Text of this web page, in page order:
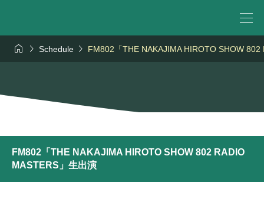
  Schedule  FM802「THE NAKAJIMA HIROTO SHOW
FM802「THE NAKAJIMA HIROTO SHOW 802 RADIO
MASTERS」生出演